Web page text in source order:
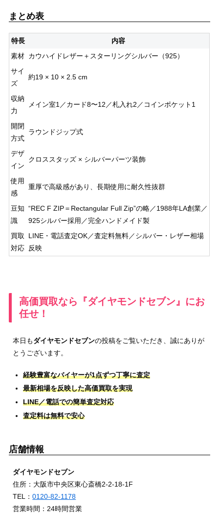
まとめ表
特長
内容
素材 カウハイドレザー＋スターリングシルバー（925）
サイ
ズ
約19 × 10 × 2.5 cm
収納
力
メイン室1／カード8〜12／札入れ2／コインポケット1
開閉
方式
ラウンドジップ式
デザ
イン
クロススタッズ × シルバーパーツ装飾
使用
感
重厚で高級感があり、長期使用に耐久性抜群
豆知
識
“REC F ZIP＝Rectangular Full Zip”の略／1988年LA創業／
925シルバー採用／完全ハンドメイド製
買取
対応
LINE・電話査定OK／査定料無料／シルバー・レザー相場
反映
高価買取なら『ダイヤモンドセブン』にお
任せ！
本日もダイヤモンドセブンの投稿をご覧いただき、誠にありが
とうございます。
経験豊富なバイヤーが1点ずつ丁寧に査定
最新相場を反映した高価買取を実現
LINE／電話での簡単査定対応
査定料は無料で安心
店舗情報
ダイヤモンドセブン
住所：大阪市中央区東心斎橋2-2-18-1F
TEL：0120-82-1178
営業時間：24時間営業